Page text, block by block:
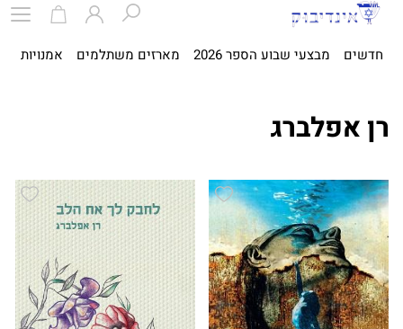
חדשים מבצעי שבוע הספר 2026 מארזים משתלמים אמנויות
רן אפלברג